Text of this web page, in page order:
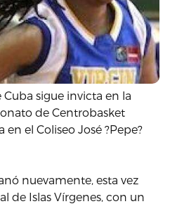
sigue invicta en la
de Centrobasket
el Coliseo José ?Pepe?
nuevamente, esta vez
de Islas Vírgenes, con un